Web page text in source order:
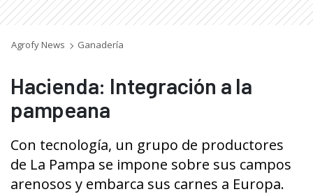
Agrofy News Ganadería
Hacienda: Integración a la
pampeana
Con tecnología, un grupo de productores
de La Pampa se impone sobre sus campos
arenosos y embarca sus carnes a Europa.